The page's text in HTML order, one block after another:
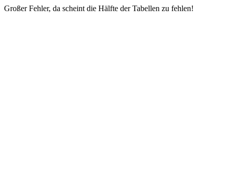
Großer Fehler, da scheint die Hälfte der Tabellen zu fehlen!